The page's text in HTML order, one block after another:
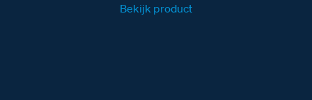
Bekijk product